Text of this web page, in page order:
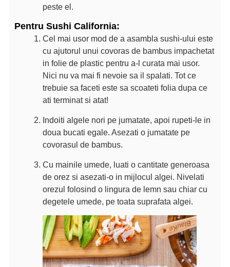
peste el.
Pentru Sushi California:
Cel mai usor mod de a asambla sushi-ului este
cu ajutorul unui covoras de bambus impachetat
in folie de plastic pentru a-l curata mai usor.
Nici nu va mai fi nevoie sa il spalati. Tot ce
trebuie sa faceti este sa scoateti folia dupa ce
ati terminat si atat!
Indoiti algele nori pe jumatate, apoi rupeti-le in
doua bucati egale. Asezati o jumatate pe
covorasul de bambus.
Cu mainile umede, luati o cantitate generoasa
de orez si asezati-o in mijlocul algei. Nivelati
orezul folosind o lingura de lemn sau chiar cu
degetele umede, pe toata suprafata algei.